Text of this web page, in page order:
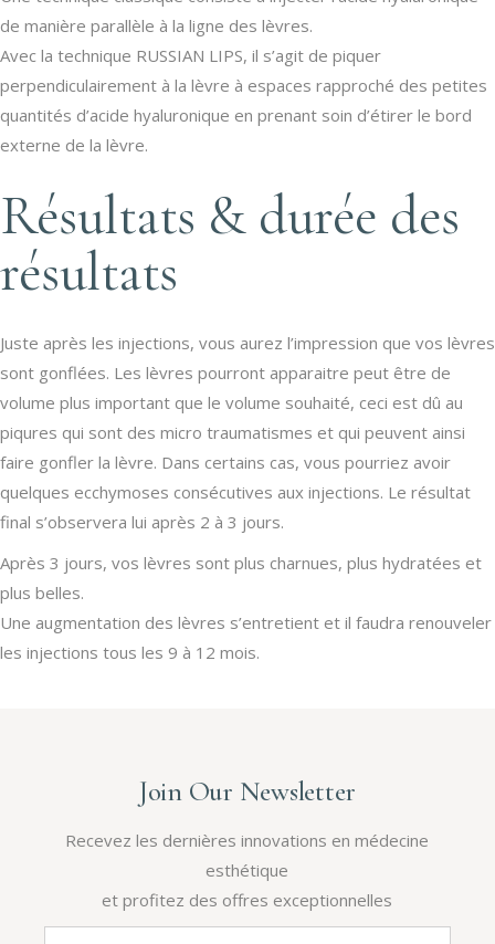
de manière parallèle à la ligne des lèvres.
Avec la technique RUSSIAN LIPS, il s’agit de piquer
perpendiculairement à la lèvre à espaces rapproché des petites
quantités d’acide hyaluronique en prenant soin d’étirer le bord
externe de la lèvre.
Résultats & durée des
résultats
Juste après les injections, vous aurez l’impression que vos lèvres
sont gonflées. Les lèvres pourront apparaitre peut être de
volume plus important que le volume souhaité, ceci est dû au
piqures qui sont des micro traumatismes et qui peuvent ainsi
faire gonfler la lèvre. Dans certains cas, vous pourriez avoir
quelques ecchymoses consécutives aux injections. Le résultat
final s’observera lui après 2 à 3 jours.
Après 3 jours, vos lèvres sont plus charnues, plus hydratées et
plus belles.
Une augmentation des lèvres s’entretient et il faudra renouveler
les injections tous les 9 à 12 mois.
Join Our Newsletter
Recevez les dernières innovations en médecine
esthétique
et profitez des offres exceptionnelles